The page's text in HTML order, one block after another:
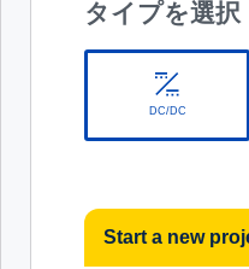
タイプを選択
DC/DC
Start a new